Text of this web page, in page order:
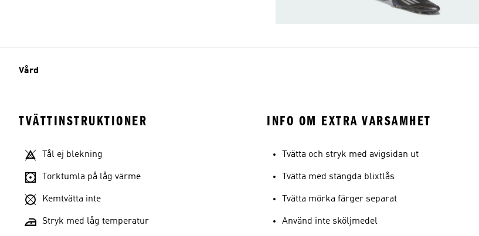
Vård
TVÄTTINSTRUKTIONER
Tål ej blekning
Torktumla på låg värme
Kemtvätta inte
Stryk med låg temperatur
INFO OM EXTRA VARSAMHET
Tvätta och stryk med avigsidan ut
Tvätta med stängda blixtlås
Tvätta mörka färger separat
Använd inte sköljmedel